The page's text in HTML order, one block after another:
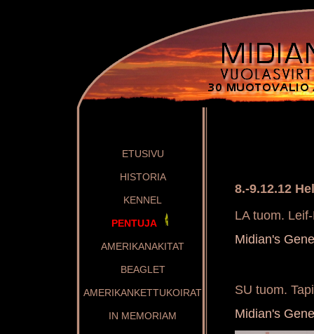
ETUSIVU
HISTORIA
KENNEL
PENTUJA
AMERIKANAKITAT
BEAGLET
AMERIKANKETTUKOIRAT
IN MEMORIAM
8.-9.12.12
LA tuom.
Midian's
SU tuom.
Midian's